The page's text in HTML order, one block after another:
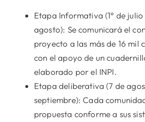
Etapa Informativa (1° de
agosto): Se comunicará el
proyecto a las más de 16 mil
con el apoyo de un
elaborado por el INPI.
Etapa deliberativa (7 de
septiembre): Cada
propuesta conforme a sus